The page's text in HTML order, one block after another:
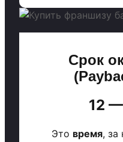
Срок
12
Это время, за